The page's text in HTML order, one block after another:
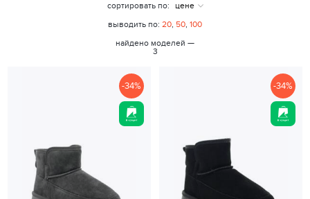
сортировать по:
цене
выводить по: 20, 50, 100
найдено моделей —
3
-34% -34%